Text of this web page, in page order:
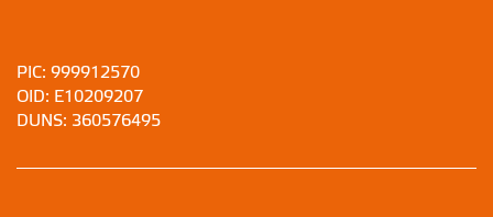
PIC: 999912570
OID: E10209207
DUNS: 360576495